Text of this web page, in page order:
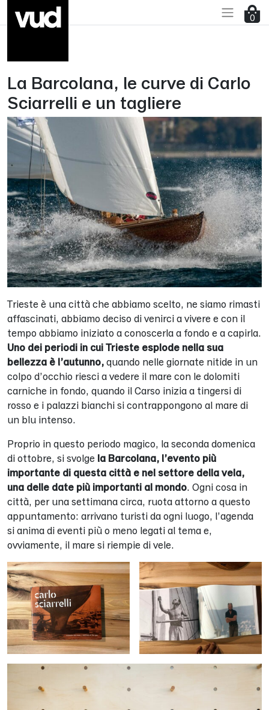
Vai al contenuto principale
0
La Barcolana, le curve di Carlo
Sciarrelli e un tagliere
Trieste è una città che abbiamo scelto, ne siamo rimasti
affascinati, abbiamo deciso di venirci a vivere e con il
tempo abbiamo iniziato a conoscerla a fondo e a capirla.
Uno dei periodi in cui Trieste esplode nella sua
bellezza è l’autunno, quando nelle giornate nitide in un
colpo d’occhio riesci a vedere il mare con le dolomiti
carniche in fondo, quando il Carso inizia a tingersi di
rosso e i palazzi bianchi si contrappongono al mare di
un blu intenso.
Proprio in questo periodo magico, la seconda domenica
di ottobre, si svolge la Barcolana, l’evento più
importante di questa città e nel settore della vela,
una delle date più importanti al mondo. Ogni cosa in
città, per una settimana circa, ruota attorno a questo
appuntamento: arrivano turisti da ogni luogo, l’agenda
si anima di eventi più o meno legati al tema e,
ovviamente, il mare si riempie di vele.